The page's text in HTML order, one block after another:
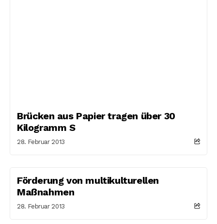
Brücken aus Papier tragen über 30
Kilogramm S
28. Februar 2013
Förderung von multikulturellen
Maßnahmen
28. Februar 2013